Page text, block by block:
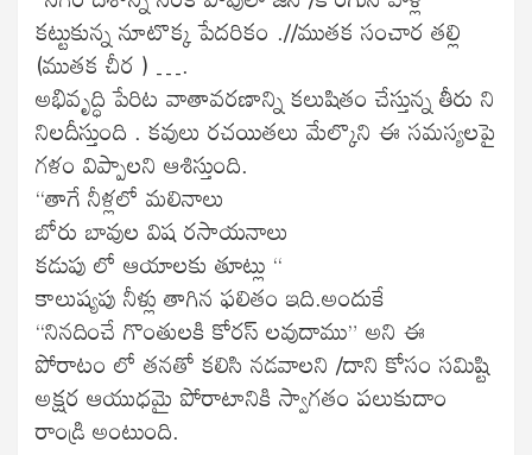
కట్టుకున్న నూటొక్క పేదరికం .//ముతక సంచార తల్లి
(ముతక చీర ) ….
అభివృద్ధి పేరిట వాతావరణాన్ని కలుషితం చేస్తున్న తీరు ని
నిలదీస్తుంది . కవులు రచయితలు మేల్కొని ఈ సమస్యలపై
గళం విప్పాలని ఆశిస్తుంది.
“తాగే నీళ్లలో మలినాలు
బోరు బావుల విష రసాయనాలు
కడుపు లో ఆయాలకు తూట్లు “
కాలుష్యపు నీళ్లు తాగిన ఫలితం ఇది.అందుకే
“నినదించే గొంతులకి కోరస్ లవుదాము” అని ఈ
పోరాటం లో తనతో కలిసి నడవాలని /దాని కోసం సమిష్టి
అక్షర ఆయుధమై పోరాటానికి స్వాగతం పలుకుదాం
రాండ్రి అంటుంది.